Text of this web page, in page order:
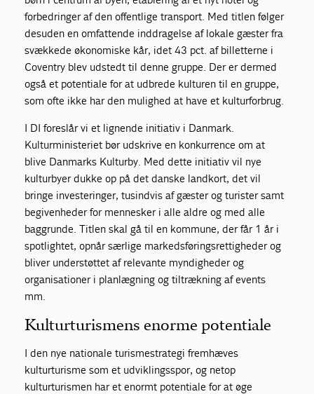
forbedringer af den offentlige transport. Med titlen følger
desuden en omfattende inddragelse af lokale gæster fra
svækkede økonomiske kår, idet 43 pct. af billetterne i
Coventry blev udstedt til denne gruppe. Der er dermed
også et potentiale for at udbrede kulturen til en gruppe,
som ofte ikke har den mulighed at have et kulturforbrug.
I DI foreslår vi et lignende initiativ i Danmark.
Kulturministeriet bør udskrive en konkurrence om at
blive Danmarks Kulturby. Med dette initiativ vil nye
kulturbyer dukke op på det danske landkort, det vil
bringe investeringer, tusindvis af gæster og turister samt
begivenheder for mennesker i alle aldre og med alle
baggrunde. Titlen skal gå til en kommune, der får 1 år i
spotlightet, opnår særlige markedsføringsrettigheder og
bliver understøttet af relevante myndigheder og
organisationer i planlægning og tiltrækning af events
mm.
Kulturturismens enorme potentiale
I den nye nationale turismestrategi fremhæves
kulturturisme som et udviklingsspor, og netop
kulturturismen har et enormt potentiale for at øge